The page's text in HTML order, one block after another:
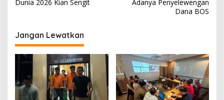
v
g
a
s
i
p
Dunia 2026 Kian Sengit
Adanya Penyelewengan
Dana BOS
Jangan Lewatkan